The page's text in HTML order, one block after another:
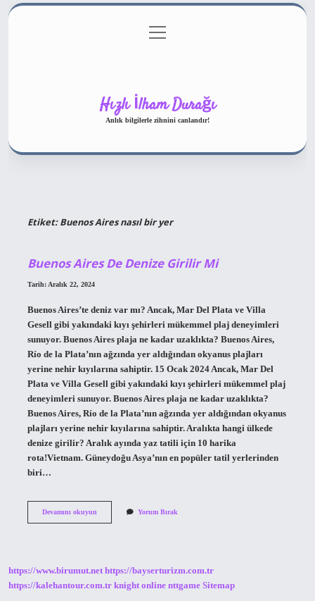
Gizlilik Politikası
menüyü
aç
Hızlı İlham Durağı
Anlık bilgilerle zihnini canlandır!
Etiket:Buenos Aires nasıl bir yer
Buenos Aires De Denize Girilir Mi
Tarih: Aralık 22, 2024
Buenos Aires’te deniz var mı? Ancak, Mar Del Plata ve Villa
Gesell gibi yakındaki kıyı şehirleri mükemmel plaj deneyimleri
sunuyor. Buenos Aires plaja ne kadar uzaklıkta? Buenos Aires,
Río de la Plata’nın ağzında yer aldığından okyanus plajları
yerine nehir kıyılarına sahiptir. 15 Ocak 2024 Ancak, Mar Del
Plata ve Villa Gesell gibi yakındaki kıyı şehirleri mükemmel plaj
deneyimleri sunuyor. Buenos Aires plaja ne kadar uzaklıkta?
Buenos Aires, Río de la Plata’nın ağzında yer aldığından okyanus
plajları yerine nehir kıyılarına sahiptir. Aralıkta hangi ülkede
denize girilir? Aralık ayında yaz tatili için 10 harika
rota!Vietnam. Güneydoğu Asya’nın en popüler tatil yerlerinden
biri…
Devamını okuyunBuenos
Yorum Bırak
https://www.birumut.net https://bayserturizm.com.tr
https://kalehantour.com.tr knight online nttgame Sitemap